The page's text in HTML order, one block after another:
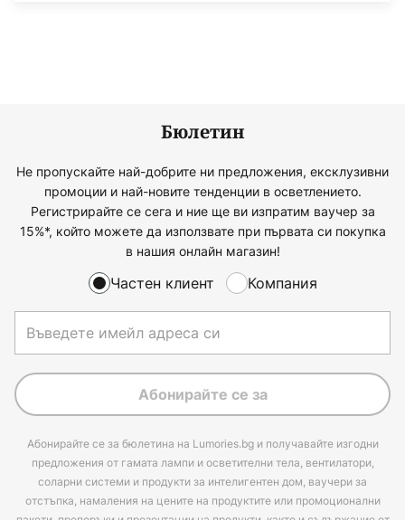
Бюлетин
Не пропускайте най-добрите ни предложения, ексклузивни
промоции и най-новите тенденции в осветлението.
Регистрирайте се сега и ние ще ви изпратим ваучер за
15%*, който можете да използвате при първата си покупка
в нашия онлайн магазин!
Частен клиент Компания
Абонирайте се за
Абонирайте се за бюлетина на Lumories.bg и получавайте изгодни
предложения от гамата лампи и осветителни тела, вентилатори,
соларни системи и продукти за интелигентен дом, ваучери за
отстъпка, намаления на цените на продуктите или промоционални